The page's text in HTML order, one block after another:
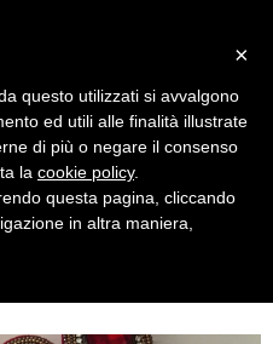
05, 2015
×
questo utilizzati si avvalgono
ed utili alle finalità illustrate
di più o negare il consenso
la cookie policy.
questa pagina, cliccando
in altra maniera,